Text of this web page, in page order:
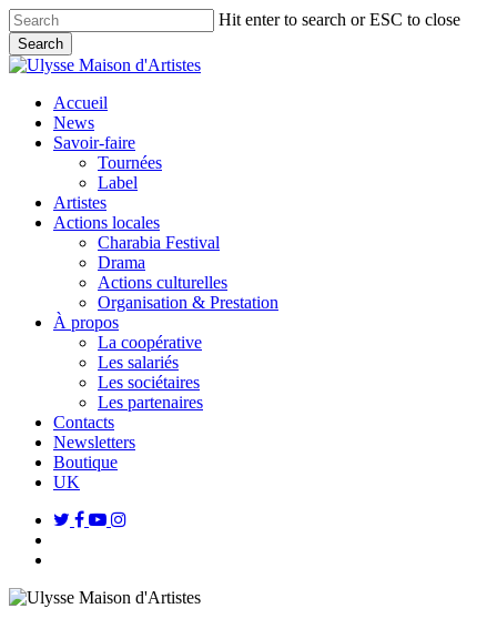
Skip
to
main
content
Hit enter to search or ESC to close
Search
Close
search
Menu
Accueil
News
Savoir-faire
Tournées
Label
Artistes
Actions locales
Charabia Festival
Drama
Actions culturelles
Organisation & Prestation
À propos
La coopérative
Les salariés
Les sociétaires
Les partenaires
Contacts
Newsletters
Boutique
UK
twitterfacebook
youtubeinstagram